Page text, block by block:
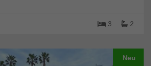
3 2
Neu